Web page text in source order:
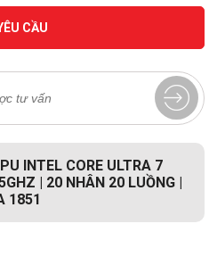
CẦU
INTEL CORE ULTRA 7
| 20 NHÂN 20 LUỒNG |
1851